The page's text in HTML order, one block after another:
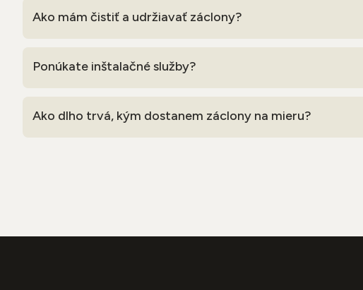
Ako mám čistiť a udržiavať záclony?
Ponúkate inštalačné služby?
Ako dlho trvá, kým dostanem záclony na mieru?